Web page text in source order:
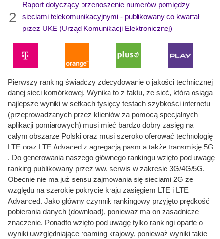
2
Raport dotyczący przenoszenie numerów pomiędzy
sieciami telekomunikacyjnymi - publikowany co kwartał
przez UKE (Urząd Komunikacji Elektronicznej)
Pierwszy ranking świadczy zdecydowanie o jakości technicznej
danej sieci komórkowej. Wynika to z faktu, że sieć, która osiąga
najlepsze wyniki w setkach tysięcy testach szybkości internetu
(przeprowadzanych przez klientów za pomocą specjalnych
aplikacji pomiarowych) musi mieć bardzo dobry zasięg na
całym obszarze Polski oraz musi szeroko oferować technologię
LTE oraz LTE Advaced z agregacją pasm a także transmisję 5G
. Do generowania naszego głównego rankingu wzięto pod uwagę
ranking publikowany przez ww. serwis w zakresie 3G/4G/5G.
Obecnie nie ma już sensu zajmowania się sieciami 2G ze
względu na szerokie pokrycie kraju zasięgiem LTE i LTE
Advanced. Jako główny czynnik rankingowy przyjęto prędkość
pobierania danych (download), ponieważ ma on zasadnicze
znaczenie. Ponadto wzięto pod uwagę tylko rankingi oparte o
wyniki uwzględniające roaming krajowy, ponieważ wyniki takie